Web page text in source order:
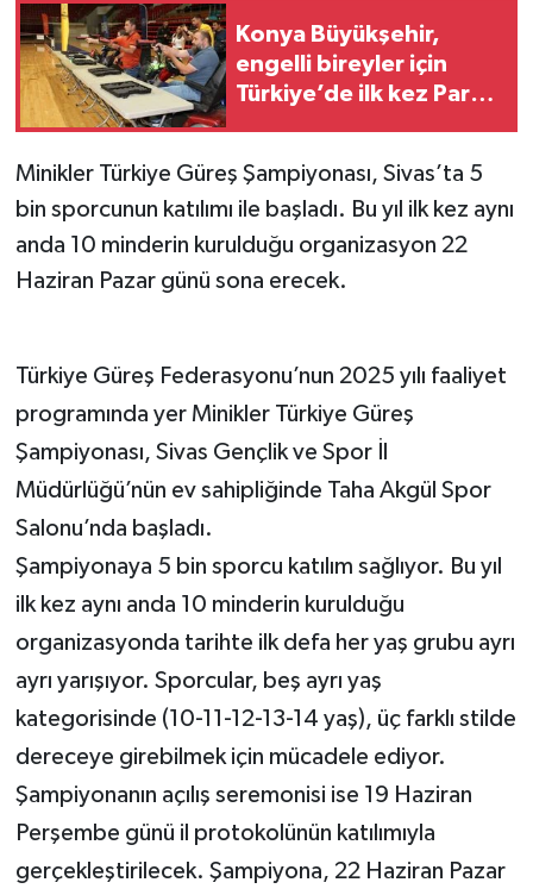
Konya Büyükşehir,
engelli bireyler için
Türkiye’de ilk kez Para
Minikler Türkiye Güreş Şampiyonası, Sivas’ta 5
bin sporcunun katılımı ile başladı. Bu yıl ilk kez aynı
anda 10 minderin kurulduğu organizasyon 22
Haziran Pazar günü sona erecek.
Türkiye Güreş Federasyonu’nun 2025 yılı faaliyet
programında yer Minikler Türkiye Güreş
Şampiyonası, Sivas Gençlik ve Spor İl
Müdürlüğü’nün ev sahipliğinde Taha Akgül Spor
Salonu’nda başladı.
Şampiyonaya 5 bin sporcu katılım sağlıyor. Bu yıl
ilk kez aynı anda 10 minderin kurulduğu
organizasyonda tarihte ilk defa her yaş grubu ayrı
ayrı yarışıyor. Sporcular, beş ayrı yaş
kategorisinde (10-11-12-13-14 yaş), üç farklı stilde
dereceye girebilmek için mücadele ediyor.
Şampiyonanın açılış seremonisi ise 19 Haziran
Perşembe günü il protokolünün katılımıyla
gerçekleştirilecek. Şampiyona, 22 Haziran Pazar